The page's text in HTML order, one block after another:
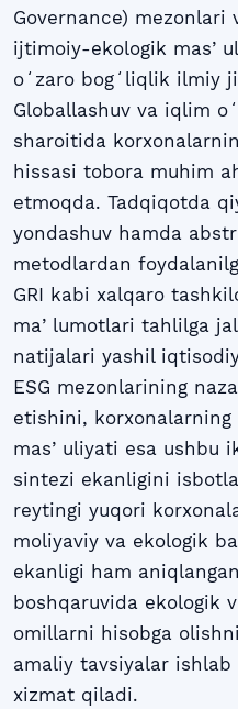
Governance) mezonlari
ijtimoiy-ekologik
oʻzaro bogʻliqlik ilmiy
Globallashuv va iqlim
sharoitida
hissasi tobora muhim
etmoqda. Tadqiqotda
yondashuv hamda
metodlardan
GRI kabi xalqaro
maʼlumotlari tahlilga
natijalari yashil
ESG mezonlarining
etishini,
masʼuliyati esa ushbu
sintezi ekanligini
reytingi yuqori
moliyaviy va ekologik
ekanligi ham
boshqaruvida ekologik
omillarni hisobga
amaliy tavsiyalar ishlab
xizmat qiladi.